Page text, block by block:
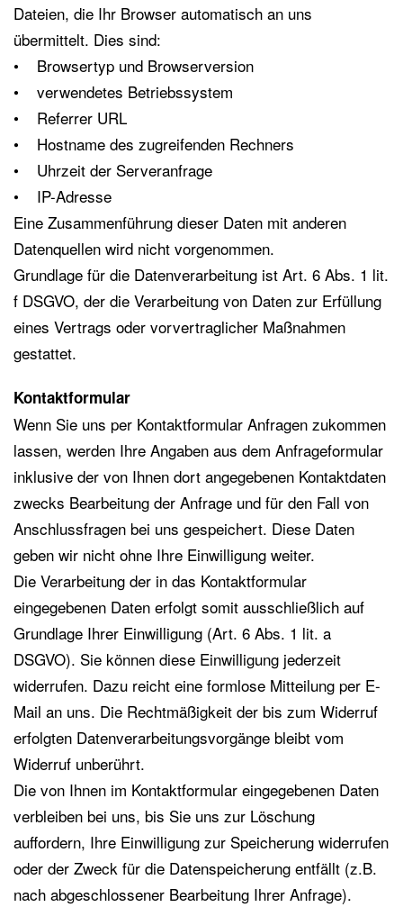
Dateien, die Ihr Browser automatisch an uns
übermittelt. Dies sind:
• Browsertyp und Browserversion
• verwendetes Betriebssystem
• Referrer URL
• Hostname des zugreifenden Rechners
• Uhrzeit der Serveranfrage
• IP-Adresse
Eine Zusammenführung dieser Daten mit anderen
Datenquellen wird nicht vorgenommen.
Grundlage für die Datenverarbeitung ist Art. 6 Abs. 1 lit.
f DSGVO, der die Verarbeitung von Daten zur Erfüllung
eines Vertrags oder vorvertraglicher Maßnahmen
gestattet.
Kontaktformular
Wenn Sie uns per Kontaktformular Anfragen zukommen
lassen, werden Ihre Angaben aus dem Anfrageformular
inklusive der von Ihnen dort angegebenen Kontaktdaten
zwecks Bearbeitung der Anfrage und für den Fall von
Anschlussfragen bei uns gespeichert. Diese Daten
geben wir nicht ohne Ihre Einwilligung weiter.
Die Verarbeitung der in das Kontaktformular
eingegebenen Daten erfolgt somit ausschließlich auf
Grundlage Ihrer Einwilligung (Art. 6 Abs. 1 lit. a
DSGVO). Sie können diese Einwilligung jederzeit
widerrufen. Dazu reicht eine formlose Mitteilung per E-
Mail an uns. Die Rechtmäßigkeit der bis zum Widerruf
erfolgten Datenverarbeitungsvorgänge bleibt vom
Widerruf unberührt.
Die von Ihnen im Kontaktformular eingegebenen Daten
verbleiben bei uns, bis Sie uns zur Löschung
auffordern, Ihre Einwilligung zur Speicherung widerrufen
oder der Zweck für die Datenspeicherung entfällt (z.B.
nach abgeschlossener Bearbeitung Ihrer Anfrage).